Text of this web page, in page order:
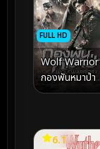
FULL HD
Wolf
กองพันหมาป่า
6.1